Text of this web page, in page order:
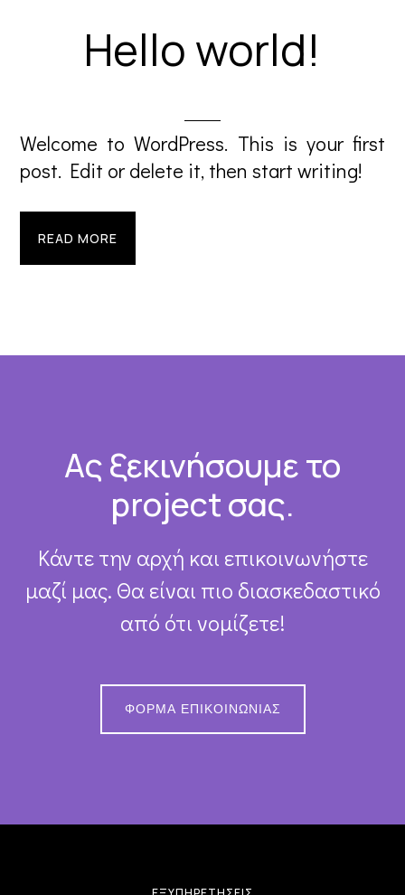
Hello world!
Welcome to WordPress. This is your first
post. Edit or delete it, then start writing!
READ MORE
FooterΑς ξεκινήσουμε το
project σας.
Κάντε την αρχή και επικοινωνήστε
μαζί μας. Θα είναι πιο διασκεδαστικό
από ότι νομίζετε!
ΦΌΡΜΑ ΕΠΙΚΟΙΝΩΝΊΑΣ